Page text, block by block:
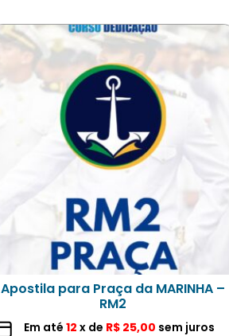
Apostila para Praça da MARINHA –
RM2
Em até 12 x de R$ 25,00 sem juros